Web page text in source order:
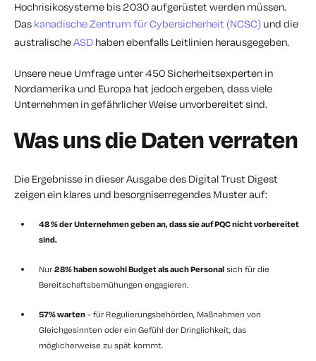
Hochrisikosysteme bis 2030 aufgerüstet werden müssen.
Das kanadische Zentrum für Cybersicherheit (NCSC) und die
australischeASD haben ebenfalls Leitlinien herausgegeben.
Unsere neue Umfrage unter 450 Sicherheitsexperten in
Nordamerika und Europa hat jedoch ergeben, dass viele
Unternehmen in gefährlicher Weise unvorbereitet sind.
Was uns die Daten verraten
Die Ergebnisse in dieser Ausgabe des Digital Trust Digest
zeigen ein klares und besorgniserregendes Muster auf:
48 % der Unternehmen geben an, dass sie auf PQC nicht vorbereitet
sind.
Nur 28% haben sowohl Budget als auch Personal sich für die
Bereitschaftsbemühungen engagieren.
57% warten - für Regulierungsbehörden, Maßnahmen von
Gleichgesinnten oder ein Gefühl der Dringlichkeit, das
möglicherweise zu spät kommt.